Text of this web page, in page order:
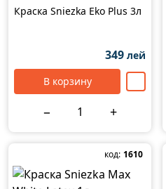
Краска Sniezka Eko Plus 3л
349 лей
В корзину
− +
код: 1610